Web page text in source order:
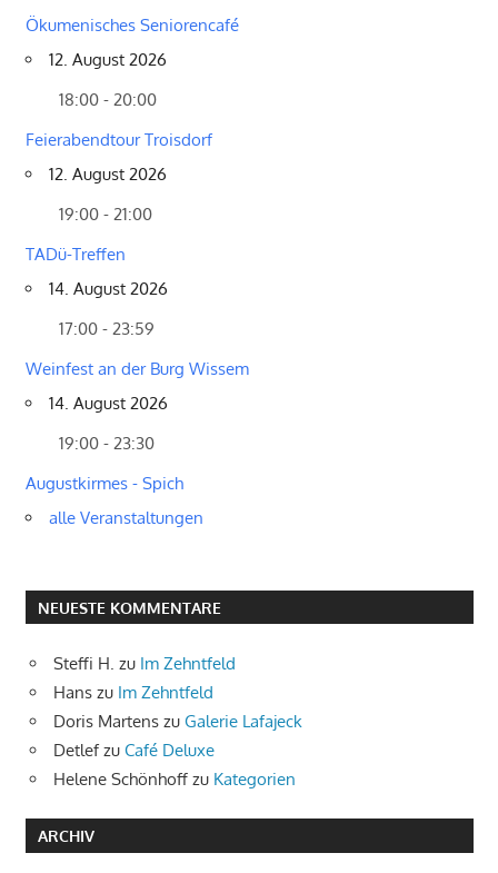
Ökumenisches Seniorencafé
12. August 2026
18:00 - 20:00
Feierabendtour Troisdorf
12. August 2026
19:00 - 21:00
TADü-Treffen
14. August 2026
17:00 - 23:59
Weinfest an der Burg Wissem
14. August 2026
19:00 - 23:30
Augustkirmes - Spich
alle Veranstaltungen
NEUESTE KOMMENTARE
Steffi H. zu Im Zehntfeld
Hans zu Im Zehntfeld
Doris Martens zu Galerie Lafajeck
Detlefzu Café Deluxe
Helene Schönhoff zu Kategorien
ARCHIV